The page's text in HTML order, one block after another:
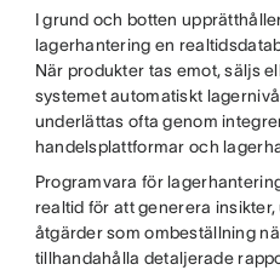
I grund och botten
lagerhantering en
När produkter tas emot, säljs
systemet automatiskt
underlättas ofta genom
handelsplattformar och
Programvara för
realtid för att generera
åtgärder som ombeställning
tillhandahålla detaljerade